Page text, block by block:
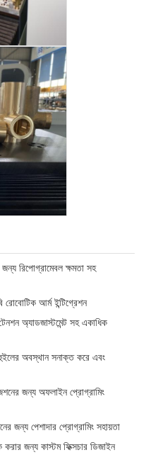
রিপোগ্রামেবল ক্ষমতা সহ
রোবোটিক আর্ম ইন্টিগ্রেশন
অ্যাডজাস্টমেন্ট সহ একাধিক
অবস্থান সনাক্ত করে এবং
জন্য অফলাইন প্রোগ্রামিং
জন্য পেশাদার প্রোগ্রামিং সহায়তা
করার জন্য কাস্টম ফিক্সচার ডিজাইন